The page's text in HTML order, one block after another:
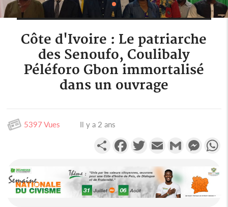
Côte d'Ivoire : Le patriarche
des Senoufo, Coulibaly
Péléforo Gbon immortalisé
dans un ouvrage
5397 Vues Il y a 2 ans
PartagerFacebookTwitterEmail Gmail